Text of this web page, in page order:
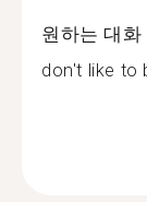
원하는 대화
don't like to